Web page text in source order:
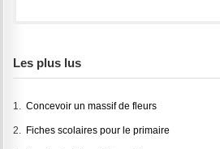
Les plus lus
1.Concevoir un massif de fleurs
2. Fiches scolaires pour le primaire